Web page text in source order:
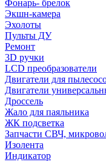
Фонарь- брелок
Экшн-камера
Эхолоты
Пульты ДУ
Ремонт
3D ручки
LCD преобразователи
Двигатели для
Двигатели
Дроссель
Жало для паяльника
ЖК подсветка
Запчасти СВЧ,
Изолента
Индикатор